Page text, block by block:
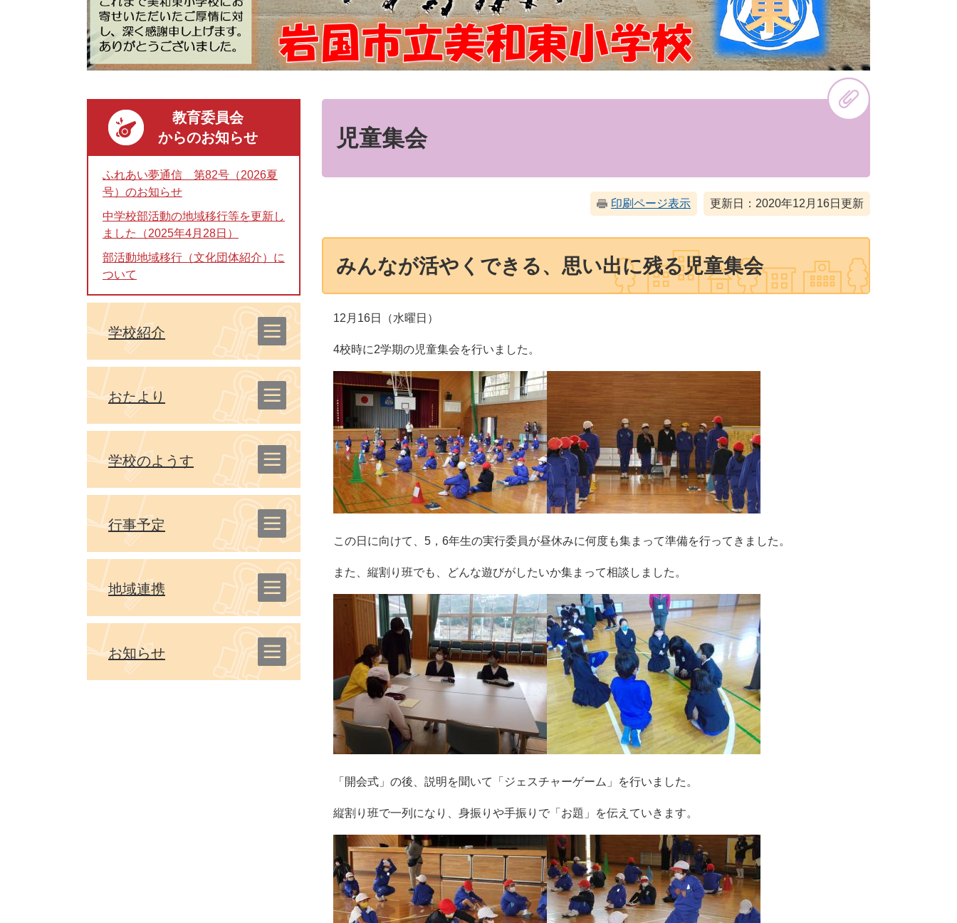
児童集会
印刷ページ表示 更新日：2020年12月16日更新
みんなが活やくできる、思い出に残る児童集会
12月16日（水曜日）
4校時に2学期の児童集会を行いました。
この日に向けて、5，6年生の実行委員が昼休みに何度も集まって準備を行ってきました。
また、縦割り班でも、どんな遊びがしたいか集まって相談しました。
「開会式」の後、説明を聞いて「ジェスチャーゲーム」を行いました。
縦割り班で一列になり、身振りや手振りで「お題」を伝えていきます。
教育委員会
からのお知らせ
ふれあい夢通信 第82号（2026夏
号）のお知らせ
中学校部活動の地域移行等を更新し
ました（2025年4月28日）
部活動地域移行（文化団体紹介）に
ついて
学校紹介
おたより
学校のようす
行事予定
地域連携
お知らせ